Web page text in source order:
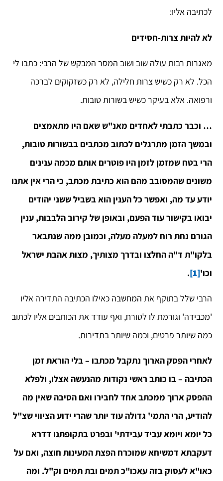
לכתיבה אליו:
לא להיות צרות-חסידים
מאגרות רבות עולה שוב ושוב המסר המבקש של הרבי: כתבו לי
הכל. לא רק כשיש צרות חלילה, לא רק כשזקוקים לברכה
ורפואה. אלא בעיקר כשיש בשורות טובות.
… וכבר כתבתי לאחדים מאנ"ש שאם היו מתאמצים
ובמשך הזמן מתרגלים לכתוב מכתבים בבשורות טובות,
הרי בטח שמזמן לזמן היו פוטרים אותם מכמה ענינים
משונים שהמסובב מהם הוא כתיבת מכתב, כי הרי אין אתנו
יודע עד מה, ואפשר כל הענין הוא בשביל ששני יהודים
יבואו בקישור עוד הפעם, ובאופן של קירוב הלבבות, ענין
הגורם נחת רוח למעלה מעלה, וכמובן ממה שנתבאר
בלקו"ת ד"ה החלצו ובדרך מצותיך, מצות אהבת ישראל
וכו'[1]
.
הרבי שלל בתוקף את המחשבה כאילו הכתיבה התדירה אליו
'מכבידה' וגורמת לו לטורח, ואף עודד את הכותבים אליו לכתוב
כמה שיותר פרטים, וכמה שיותר בתדירות.
לאחרי הפסק הארוך נתקבל מכתבו – בלי הוראת זמן
הכתיבה – בו כותב ראשי נקודות מהנעשה אצלו, ולפלא
ההפסק ארוך ממכתב אחד לחבירו ואם הסיבה שאין מה
להודיע, הרי התמי' גדולה עוד יותר שהרי ידוע הציווי שצ"ל
כל יומא ויומא עביד עבידתי' ובפרט בתקופתנו דדרא
דעקבתא דמשיחא שמוכרח הפצת המעינות חוצה, ואם על
כאו"א לעסוק בזה עאכו"כ תמים ובת תמים וק"ל. ומה